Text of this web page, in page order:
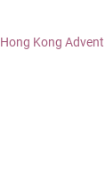
Hong Kong